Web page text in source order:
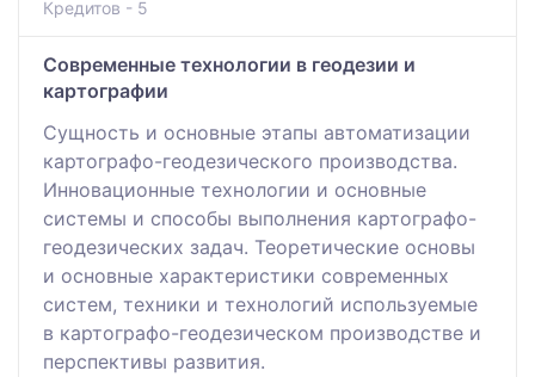
Кредитов - 5
Современные технологии в геодезии и
картографии
Сущность и основные этапы автоматизации
картографо-геодезического производства.
Инновационные технологии и основные
системы и способы выполнения картографо-
геодезических задач. Теоретические основы
и основные характеристики современных
систем, техники и технологий используемые
в картографо-геодезическом производстве и
перспективы развития.